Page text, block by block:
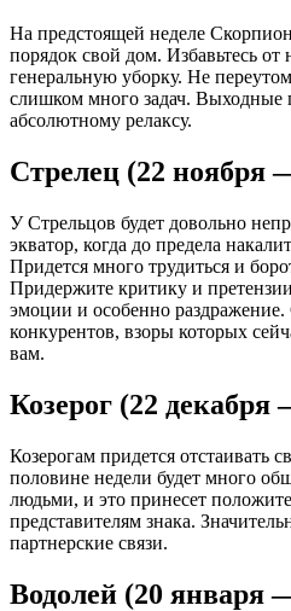
На предстоящей неделе
порядок свой дом. Избавьтесь
генеральную уборку. Не
слишком много задач. Выходные
абсолютному релаксу.
Стрелец (22 ноября
У Стрельцов будет довольно
экватор, когда до предела
Придется много трудиться и
Придержите критику и
эмоции и особенно раздражение.
конкурентов, взоры которых
вам.
Козерог (22 декабря
Козерогам придется отстаивать
половине недели будет много
людьми, и это принесет
представителям знака.
партнерские связи.
Водолей (20 января